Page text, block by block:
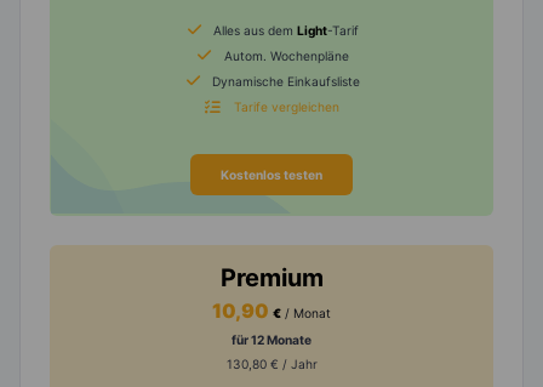
Alles aus dem Light-Tarif
Autom. Wochenpläne
Dynamische Einkaufsliste
Tarife vergleichen
Kostenlos testen
Premium
10,90 € / Monat
für 12 Monate
130,80 € / Jahr